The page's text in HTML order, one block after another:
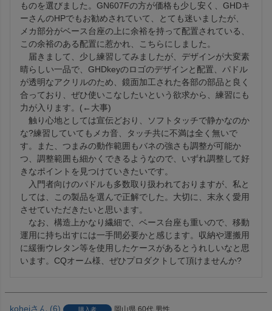
ものを選びました。GN607Fの方が価格も少し安く、GHDキ
ーさんのHPでもお勧めされていて、とても迷いましたが、
メカ部分がベース台座の上に余裕を持って配置されている、
この余裕のある配置に惹かれ、こちらにしました。
届きまして、少し練習してみましたが、デザインが大変素
晴らしい一品で、GHDkeyのロゴのデザインと配置、パドル
が透明なアクリルのため、鏡面加工された各部の部品と良く
合っており、ぜひ使いこなしたいという欲求から、練習にも
力が入ります。(←大事)
触り心地としては宣伝どおり、ソフトタッチで静かなのか
な?練習していてもメカ音、タッチ共に不満は全く無いで
す。また、つまみの動作範囲もバネの強さも調整が可能か
つ、調整範囲も細かくできるようなので、いずれ調整して好
きなポイントを見つけていきたいです。
入門者向けのパドルも多数取り扱われておりますが、私と
しては、この製品を選んで正解でした。大切に、末永く愛用
させていただきたいと思います。
なお、構造上かなり繊細で、ベース台座も重いので、移動
運用に持ち出すには一手間必要かと感じます。収納や運搬用
に緩衝ウレタン等を使用したケースがあるとうれしいなと思
います。CQオーム様、ぜひプロダクトして頂けませんか?
kohei 6 岡山県 60代 男性